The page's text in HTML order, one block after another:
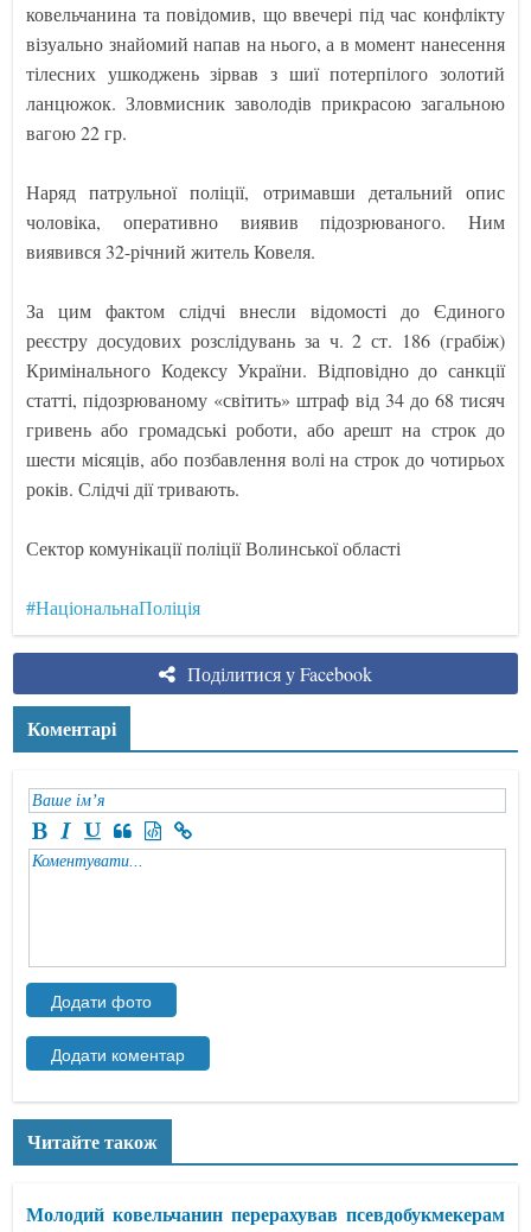
ковельчанина та повідомив, що ввечері під час конфлікту
візуально знайомий напав на нього, а в момент нанесення
тілесних ушкоджень зірвав з шиї потерпілого золотий
ланцюжок. Зловмисник заволодів прикрасою загальною
вагою 22 гр.
Наряд патрульної поліції, отримавши детальний опис
чоловіка, оперативно виявив підозрюваного. Ним
виявився 32-річний житель Ковеля.
За цим фактом слідчі внесли відомості до Єдиного
реєстру досудових розслідувань за ч. 2 ст. 186 (грабіж)
Кримінального Кодексу України. Відповідно до санкції
статті, підозрюваному «світить» штраф від 34 до 68 тисяч
гривень або громадські роботи, або арешт на строк до
шести місяців, або позбавлення волі на строк до чотирьох
років. Слідчі дії тривають.
Сектор комунікації поліції Волинської області
#НаціональнаПоліція
Поділитися у Facebook
Коментарі
Читайте також
Молодий ковельчанин перерахував псевдобукмекерам